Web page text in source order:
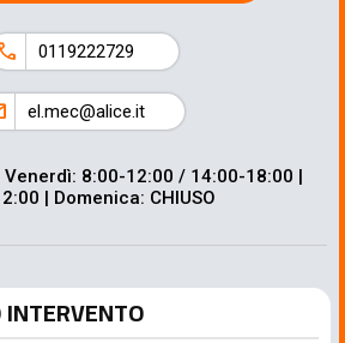
0119222729
el.mec@alice.it
8:00-12:00 / 14:00-18:00 |
| Domenica: CHIUSO